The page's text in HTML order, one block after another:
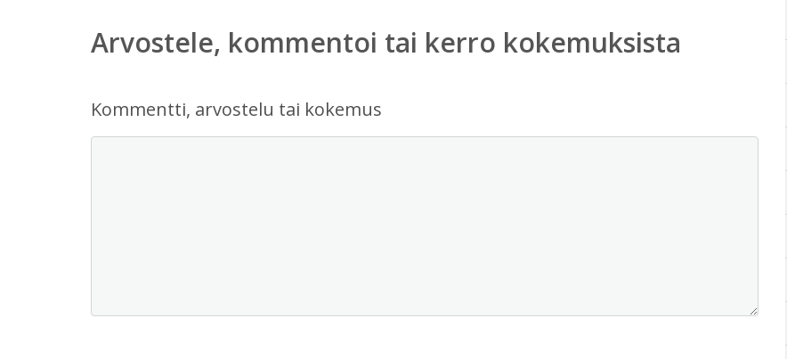
Arvostele, kommentoi tai kerro kokemuksista
Kommentti, arvostelu tai kokemus